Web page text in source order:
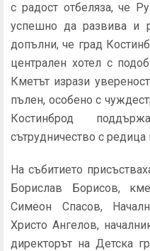
с радост отбеляза, че
успешно да развива и
допълни, че град
централен хотел с
Кметът изрази
пълен, особено с
Костинброд
сътрудничество с
На събитието
Борислав Борисов,
Симеон Спасов,
Христо Ангелов,
директорът на Детска